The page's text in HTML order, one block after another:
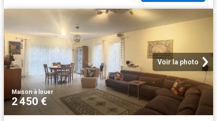
Voir la photo
Maison·à louer
2 450 €